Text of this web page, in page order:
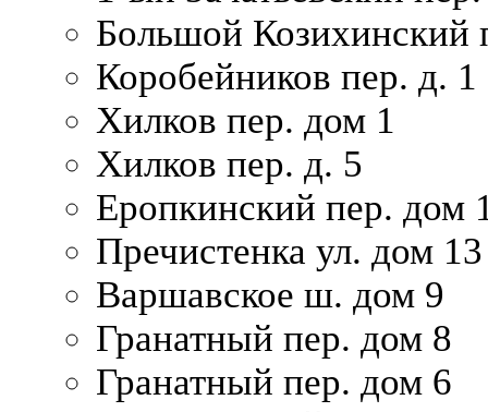
Большой Козихинский
Коробейников пер. д. 1
Хилков пер. дом 1
Хилков пер. д. 5
Еропкинский пер. дом
Пречистенка ул. дом 13
Варшавское ш. дом 9
Гранатный пер. дом 8
Гранатный пер. дом 6